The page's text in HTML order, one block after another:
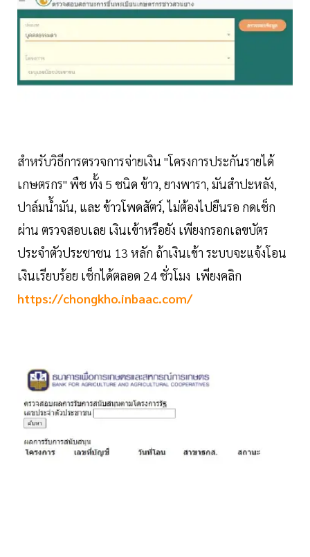
สำหรับวิธีการตรวจการจ่ายเงิน "โครงการประกันรายได้
เกษตรกร" พืช ทั้ง 5 ชนิด ข้าว, ยางพารา, มันสำปะหลัง,
ปาล์มน้ำมัน, และ ข้าวโพดสัตว์, ไม่ต้องไปยืนรอ กดเช็ก
ผ่าน ตรวจสอบเลย เงินเข้าหรือยัง เพียงกรอกเลขบัตร
ประจำตัวประชาชน 13 หลัก ถ้าเงินเข้า ระบบจะแจ้งโอน
เงินเรียบร้อย เช็กได้ตลอด 24 ชั่วโมง เพียงคลิก
https://chongkho.inbaac.com/